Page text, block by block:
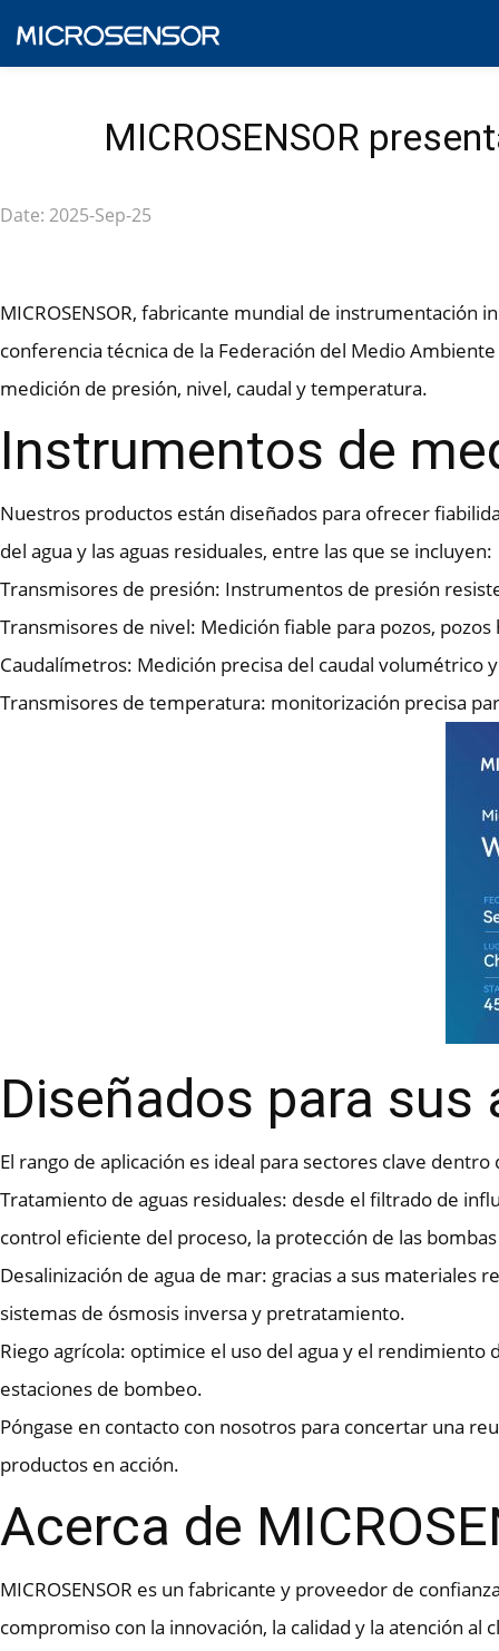
MICROSENSOR
Date: 2025-Sep-25
MICROSENSOR, fabricante mundial de instrumentación
conferencia técnica de la Federación del Medio
medición de presión, nivel, caudal y temperatura.
Instrumentos de
Nuestros productos están diseñados para ofrecer
del agua y las aguas residuales, entre las que se incluyen:
Transmisores de presión: Instrumentos de presión
Transmisores de nivel: Medición fiable para pozos,
Caudalímetros: Medición precisa del caudal volumétrico
Transmisores de temperatura: monitorización precisa
Diseñados para
El rango de aplicación es ideal para sectores clave
Tratamiento de aguas residuales: desde el filtrado de
control eficiente del proceso, la protección de las
Desalinización de agua de mar: gracias a sus
sistemas de ósmosis inversa y pretratamiento.
Riego agrícola: optimice el uso del agua y el
estaciones de bombeo.
Póngase en contacto con nosotros para concertar una
productos en acción.
Acerca de
MICROSENSOR es un fabricante y proveedor de
compromiso con la innovación, la calidad y la atención al